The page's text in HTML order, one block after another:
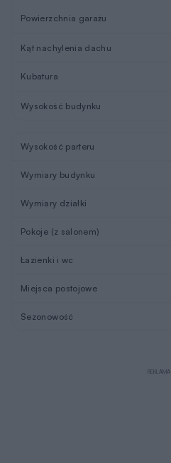
Powierzchnia garażu
Kąt nachylenia dachu
Kubatura
Wysokość budynku
Wysokość parteru
Wymiary budynku
Wymiary działki
Pokoje (z salonem)
Łazienki i wc
Miejsca postojowe
Sezonowość
REKLAMA